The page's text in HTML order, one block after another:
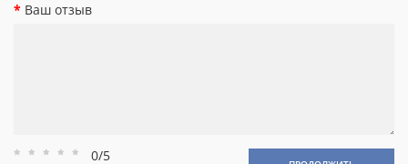
Ваш отзыв
Рейтинг
Рейтинг
Рейтинг
Рейтинг
Рейтинг
0/5